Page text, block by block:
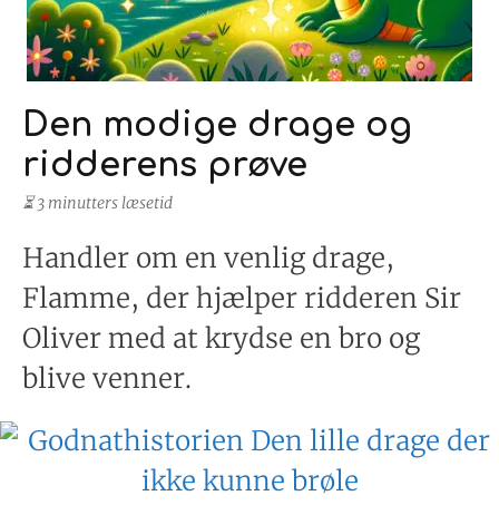
Den modige drage og
ridderens prøve
⏳ 3 minutters læsetid
Handler om en venlig drage,
Flamme, der hjælper ridderen Sir
Oliver med at krydse en bro og
blive venner.